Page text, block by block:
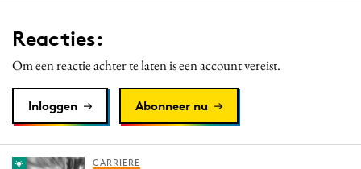
Reacties:
Om een reactie achter te laten is een account vereist.
Inloggen Abonneer nu
CARRIERE